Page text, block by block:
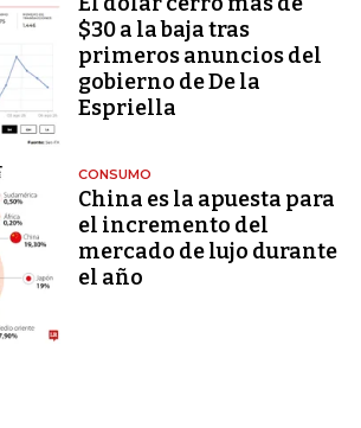
$30 a la baja tras
primeros anuncios del
gobierno de De la
Espriella
CONSUMO
China es la apuesta para
el incremento del
mercado de lujo durante
el año